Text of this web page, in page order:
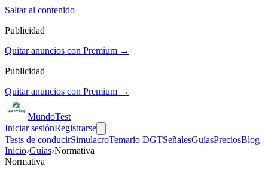
Saltar al contenido
Publicidad
Quitar anuncios con Premium →
Publicidad
Quitar anuncios con Premium →
MundoTest
Iniciar sesiónRegistrarse
Tests de conducirSimulacroTemario DGTSeñalesGuíasPreciosBlog
Inicio›Guías›Normativa
Normativa